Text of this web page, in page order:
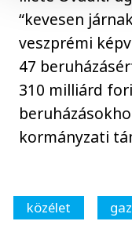
“kevesen
veszprémi
47
310 milliárd
kormányzati
közélet